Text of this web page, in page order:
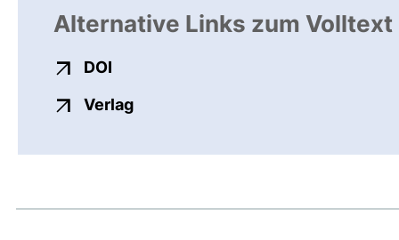
Alternative Links zum Volltext
DOI
Verlagexterner Link, öffnet neues